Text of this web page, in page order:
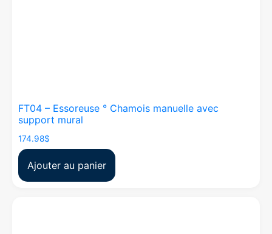
FT04 – Essoreuse ° Chamois manuelle avec
support mural
174.98$
Ajouter au panier